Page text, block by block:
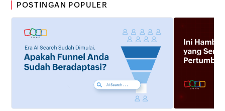
POSTINGAN POPULER